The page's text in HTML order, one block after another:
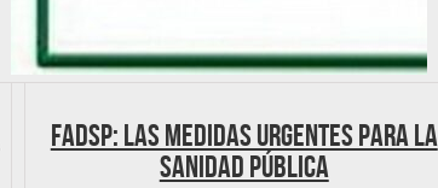
FADSP: Las medidas urgentes para la
Sanidad Pública